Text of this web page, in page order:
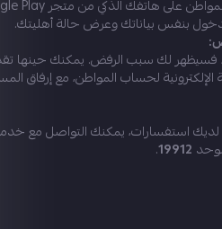
فسيظهر لك سبب الرفض. يمكنك حينها
لحساب المواطن، مع إرفاق
استفسارات، يمكنك التواصل مع
19912
.